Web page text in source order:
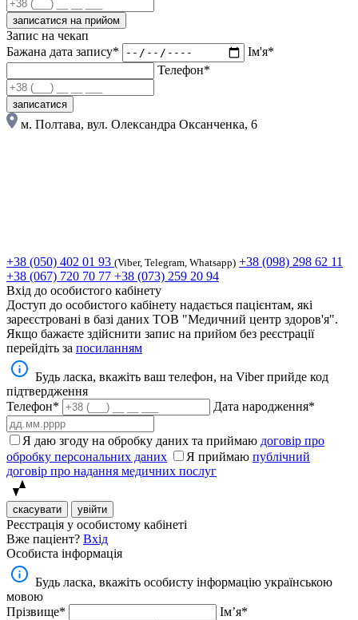
записатися на прийом
Запис на чекап
Бажана дата запису*
Ім'я*
Телефон*
записатися
м. Полтава, вул. Олександра Оксанченка, 6
+38 (050) 402 01 93 (Viber, Telegram, Whatsapp) +38 (098) 298 62 11
+38 (067) 720 70 77 +38 (073) 259 20 94
Вхід до особистого кабінету
Доступ до особистого кабінету надається пацієнтам, які
зареєстровані в базі даних ТОВ "Медичний центр здоров'я".
Якщо бажаєте здійснити запис на прийом без реєстрації
перейдіть за посиланням
Будь ласка, вкажіть ваш телефон, на Viber прийде код
підтвердження
Телефон*
Дата народження*
Я даю згоду на обробку даних та приймаю договір про
обробку персональних даних
Я приймаю публічний
договір про надання медичних послуг
скасувати увійти
Реєстрація у особистому кабінеті
Вже паціент? Вхід
Особиста інформація
Будь ласка, вкажіть особисту інформацію українською
мовою
Прізвище*
Імʼя*